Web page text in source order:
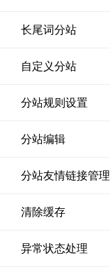
长尾词分站
自定义分站
分站规则设置
分站编辑
分站友情链接管理
清除缓存
异常状态处理